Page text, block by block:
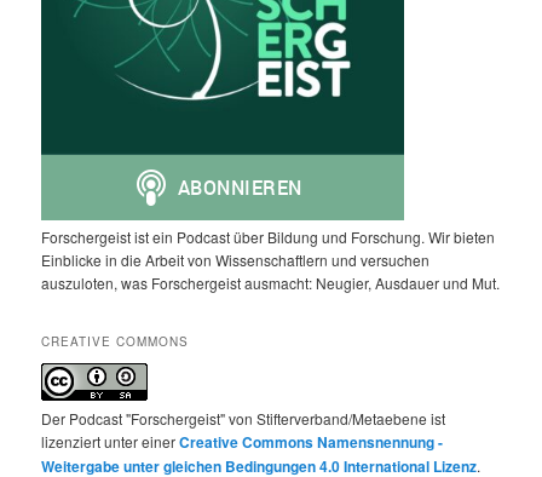
Forschergeist ist ein Podcast über Bildung und Forschung. Wir bieten
Einblicke in die Arbeit von Wissenschaftlern und versuchen
auszuloten, was Forschergeist ausmacht: Neugier, Ausdauer und Mut.
CREATIVE COMMONS
Der Podcast "Forschergeist" von Stifterverband/Metaebene ist
lizenziert unter einerCreative Commons Namensnennung -
Weitergabe unter gleichen Bedingungen 4.0 International Lizenz.